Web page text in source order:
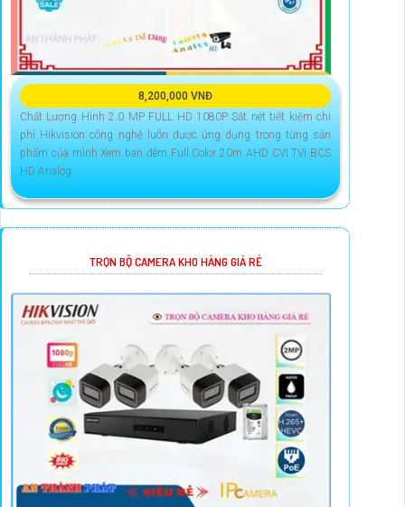
8,200,000 VNĐ
Chất Lượng Hình 2.0 MP FULL HD 1080P Sắt nét tiết kiệm chi
phí Hikvision công nghệ luôn được ứng dụng trong từng sản
phẩm của mình Xem ban đêm Full Color 20m AHD CVI TVI BCS
HD Analog
TRỌN BỘ CAMERA KHO HÀNG GIÁ RẺ